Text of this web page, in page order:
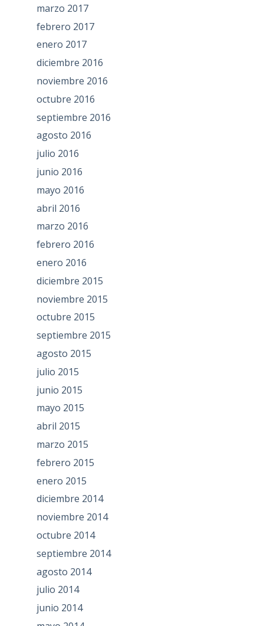
marzo 2017
febrero 2017
enero 2017
diciembre 2016
noviembre 2016
octubre 2016
septiembre 2016
agosto 2016
julio 2016
junio 2016
mayo 2016
abril 2016
marzo 2016
febrero 2016
enero 2016
diciembre 2015
noviembre 2015
octubre 2015
septiembre 2015
agosto 2015
julio 2015
junio 2015
mayo 2015
abril 2015
marzo 2015
febrero 2015
enero 2015
diciembre 2014
noviembre 2014
octubre 2014
septiembre 2014
agosto 2014
julio 2014
junio 2014